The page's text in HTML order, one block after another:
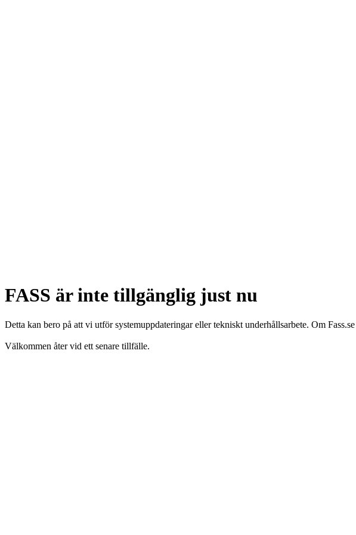
FASS är inte tillgänglig just nu
Detta kan bero på att vi utför systemuppdateringar eller tekniskt underhållsarbete. Om
Välkommen åter vid ett senare tillfälle.